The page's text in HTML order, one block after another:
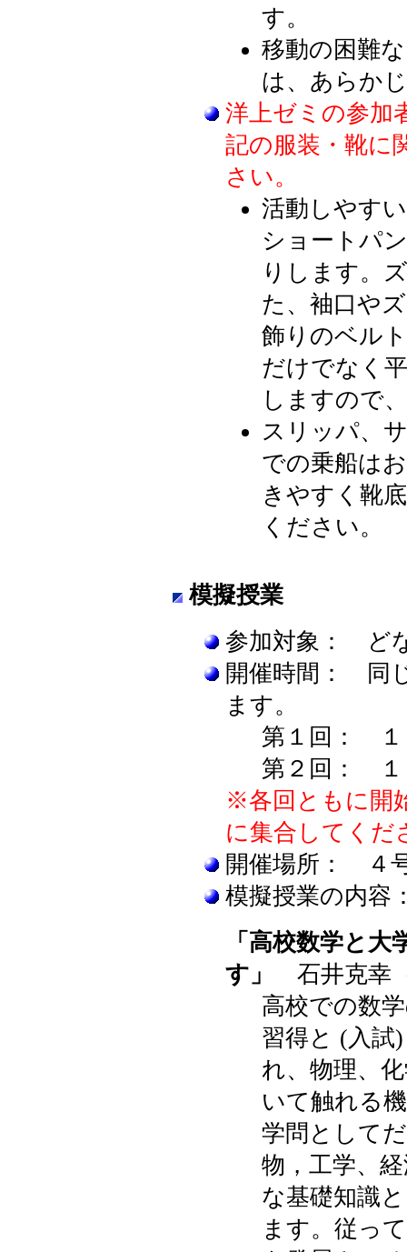
す。
移動の困難
は、あらか
洋上ゼミの参加
記の服装・靴に
さい。
活動しやす
ショートパ
りします。
た、袖口や
飾りのベル
だけでなく
しますので
スリッパ、
での乗船は
きやすく靴
ください。
模擬授業
参加対象： ど
開催時間： 同
ます。
第１回：
第２回：
※各回ともに開
に集合してくだ
開催場所： ４
模擬授業の内容
「高校数学と
す」
石井克幸
高校での数
習得と (入試
れ、物理、
いて触れる
学問として
物，工学、
な基礎知識
ます。従っ